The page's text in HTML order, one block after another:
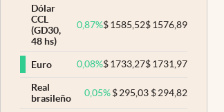
Dólar
CCL
(GD30,
48 hs)
0,87%$1585,52$1576,89
Euro 0,08%$1733,27$1731,97
Real
brasileño
0,05% $295,03 $294,82